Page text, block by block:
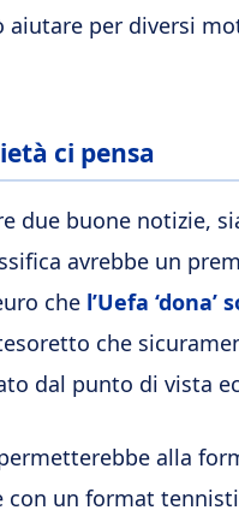
aiutare per diversi
ci pensa
buone notizie,
avrebbe un
che l’Uefa
che
dal punto di vista
alla
un format